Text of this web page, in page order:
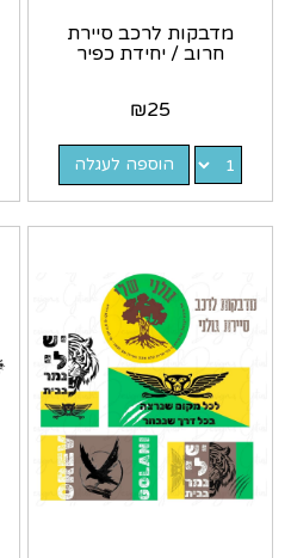
מדבקות לרכב סיירת
חרוב / יחידת כפיר
₪25
הוספה לעגלה